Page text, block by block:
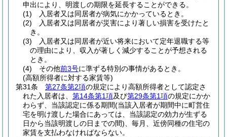
申出により、明渡しの期限を延長することができる。
(1)
入居者又は同居者が病気にかかっているとき。
(2)
入居者又は同居者が災害により著しい損害を受けたと
き。
(3)
入居者又は同居者が近い将来において定年退職する等
の理由により、収入が著しく減少することが予想される
とき。
(4)
その他前3号に準ずる特別の事情があるとき。
(高額所得者に対する家賃等)
第31条
第27条第2項の規定により高額所得者として認定さ
れた入居者は、 第14条第1項及び第29条第1項の規定にかか
わらず、当該認定に係る期間(当該入居者が期間中に町営住
宅を明け渡した場合にあっては、当該認定の効力が生ずる
日から当該明渡しの日までの間) 、毎月、近傍同種の住宅の
家賃を支払わなければならない。